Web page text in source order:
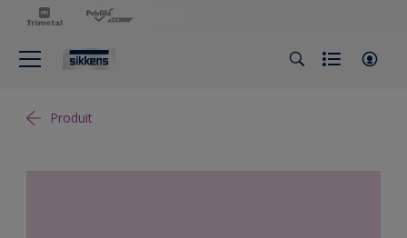
Produit